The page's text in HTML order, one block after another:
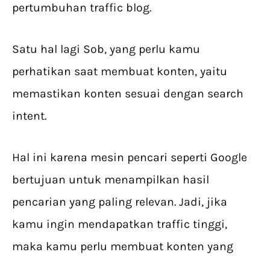
pertumbuhan traffic blog.
Satu hal lagi Sob, yang perlu kamu
perhatikan saat membuat konten, yaitu
memastikan konten sesuai dengan search
intent.
Hal ini karena mesin pencari seperti Google
bertujuan untuk menampilkan hasil
pencarian yang paling relevan. Jadi, jika
kamu ingin mendapatkan traffic tinggi,
maka kamu perlu membuat konten yang